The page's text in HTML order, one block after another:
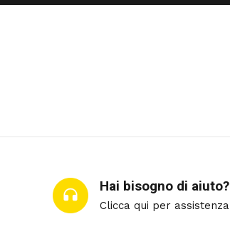
Hai bisogno di aiuto?
Clicca qui per assistenza